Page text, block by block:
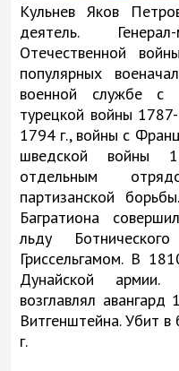
Кульнев Яков
деятель.
Отечественной
популярных
военной службе с
турецкой войны
1794 г., войны с
шведской войны
отдельным
партизанской
Багратиона
льду
Гриссельгамом. В
Дунайской
возглавлял
Витгенштейна. Убит
г.